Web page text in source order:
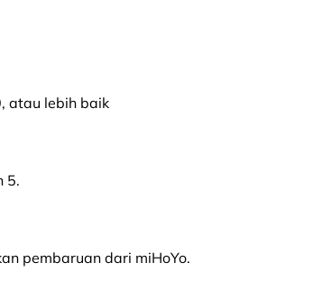
atau lebih baik
5.
pembaruan dari miHoYo.